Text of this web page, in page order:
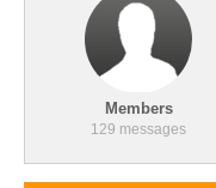
Members
129 messages